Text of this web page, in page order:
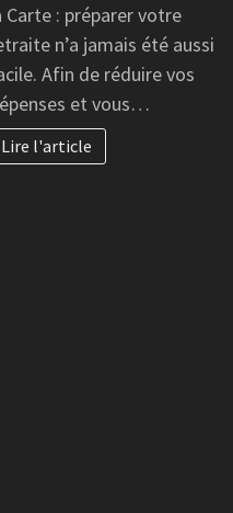
Carte : préparer votre
n’a jamais été aussi
Afin de réduire vos
et vous…
Lire l'article